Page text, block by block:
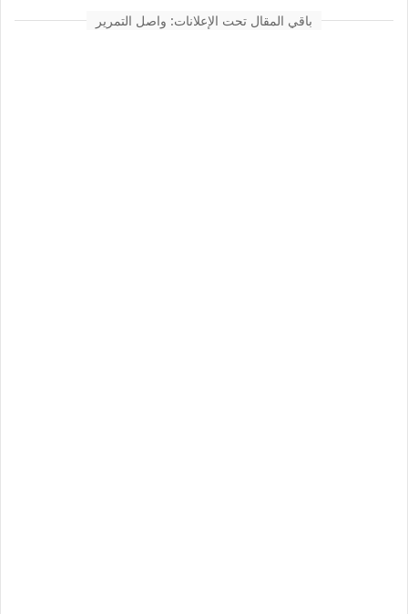
باقي المقال تحت الإعلانات: واصل التمرير